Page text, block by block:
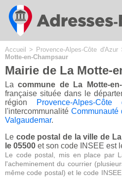
Accueil > Provence-Alpes-Côte d'Azur
Motte-en-Champsaur
Mairie de La Motte-
Lacommune de La Motte-
française située dans le
région
Provence-Alpes-Côte
l'intercommunalité Communauté
Valgaudemar.
Le code postal de la ville de
le 05500 et son code INSEE est
Le code postal, mis en place par
l'acheminement du courrier
même code postal) et le code
Cookies management panel